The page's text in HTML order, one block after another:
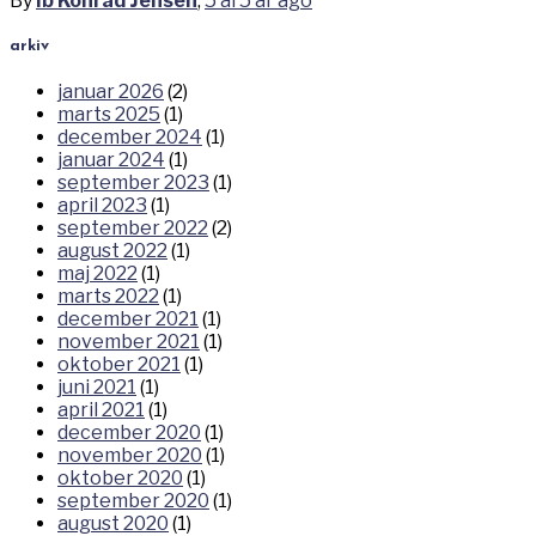
arkiv
januar 2026 (2)
marts 2025 (1)
december 2024 (1)
januar 2024 (1)
september 2023 (1)
april 2023 (1)
september 2022 (2)
august 2022 (1)
maj 2022 (1)
marts 2022 (1)
december 2021 (1)
november 2021 (1)
oktober 2021 (1)
juni 2021 (1)
april 2021 (1)
december 2020 (1)
november 2020 (1)
oktober 2020 (1)
september 2020 (1)
august 2020 (1)